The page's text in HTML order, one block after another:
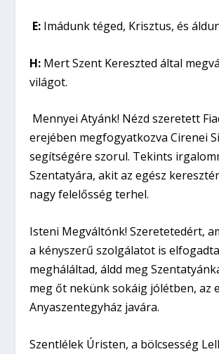
E: Imádunk téged, Krisztus, és
H: Mert Szent Kereszted által
világot.
Mennyei Atyánk! Nézd szeretett
erejében megfogyatkozva Cirenei
segítségére szorul. Tekints
Szentatyára, akit az egész
nagy felelősség terhel.
Isteni Megváltónk! Szeretetedért,
a kényszerű szolgálatot is
megháláltad, áldd meg
meg őt nekünk sokáig jólétben, az
Anyaszentegyház javára.
Szentlélek Úristen, a bölcsesség